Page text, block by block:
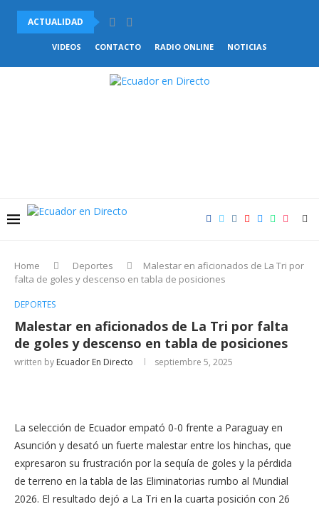
ACTUALIDAD
EXTERIORES DEL HOSPITAL TEODORO MALDONADO CARBO FUERON
VIDEOS CONTACTO RADIO ONLINE NOTICIAS
Home Deportes
Malestar en aficionados de La Tri por
falta de goles y descenso en tabla de posiciones
DEPORTES
Malestar en aficionados de La Tri por falta
de goles y descenso en tabla de posiciones
written by Ecuador En Directo septiembre 5, 2025
La selección de Ecuador empató 0-0 frente a Paraguay en
Asunción y desató un fuerte malestar entre los hinchas, que
expresaron su frustración por la sequía de goles y la pérdida
de terreno en la tabla de las Eliminatorias rumbo al Mundial
2026. El resultado dejó a La Tri en la cuarta posición con 26